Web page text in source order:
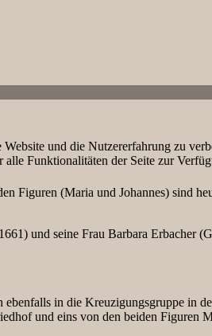
Figuren (Maria und Johannes) sind
und seine Frau Barbara Erbacher
in die Kreuzigungsgruppe in
und eins von den beiden Figuren
und die Nutzererfahrung zu
Funktionalitäten der Seite zur